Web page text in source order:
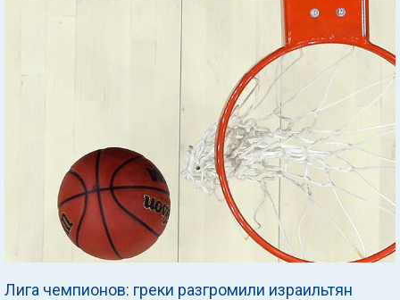
Лига чемпионов: греки разгромили израильтян